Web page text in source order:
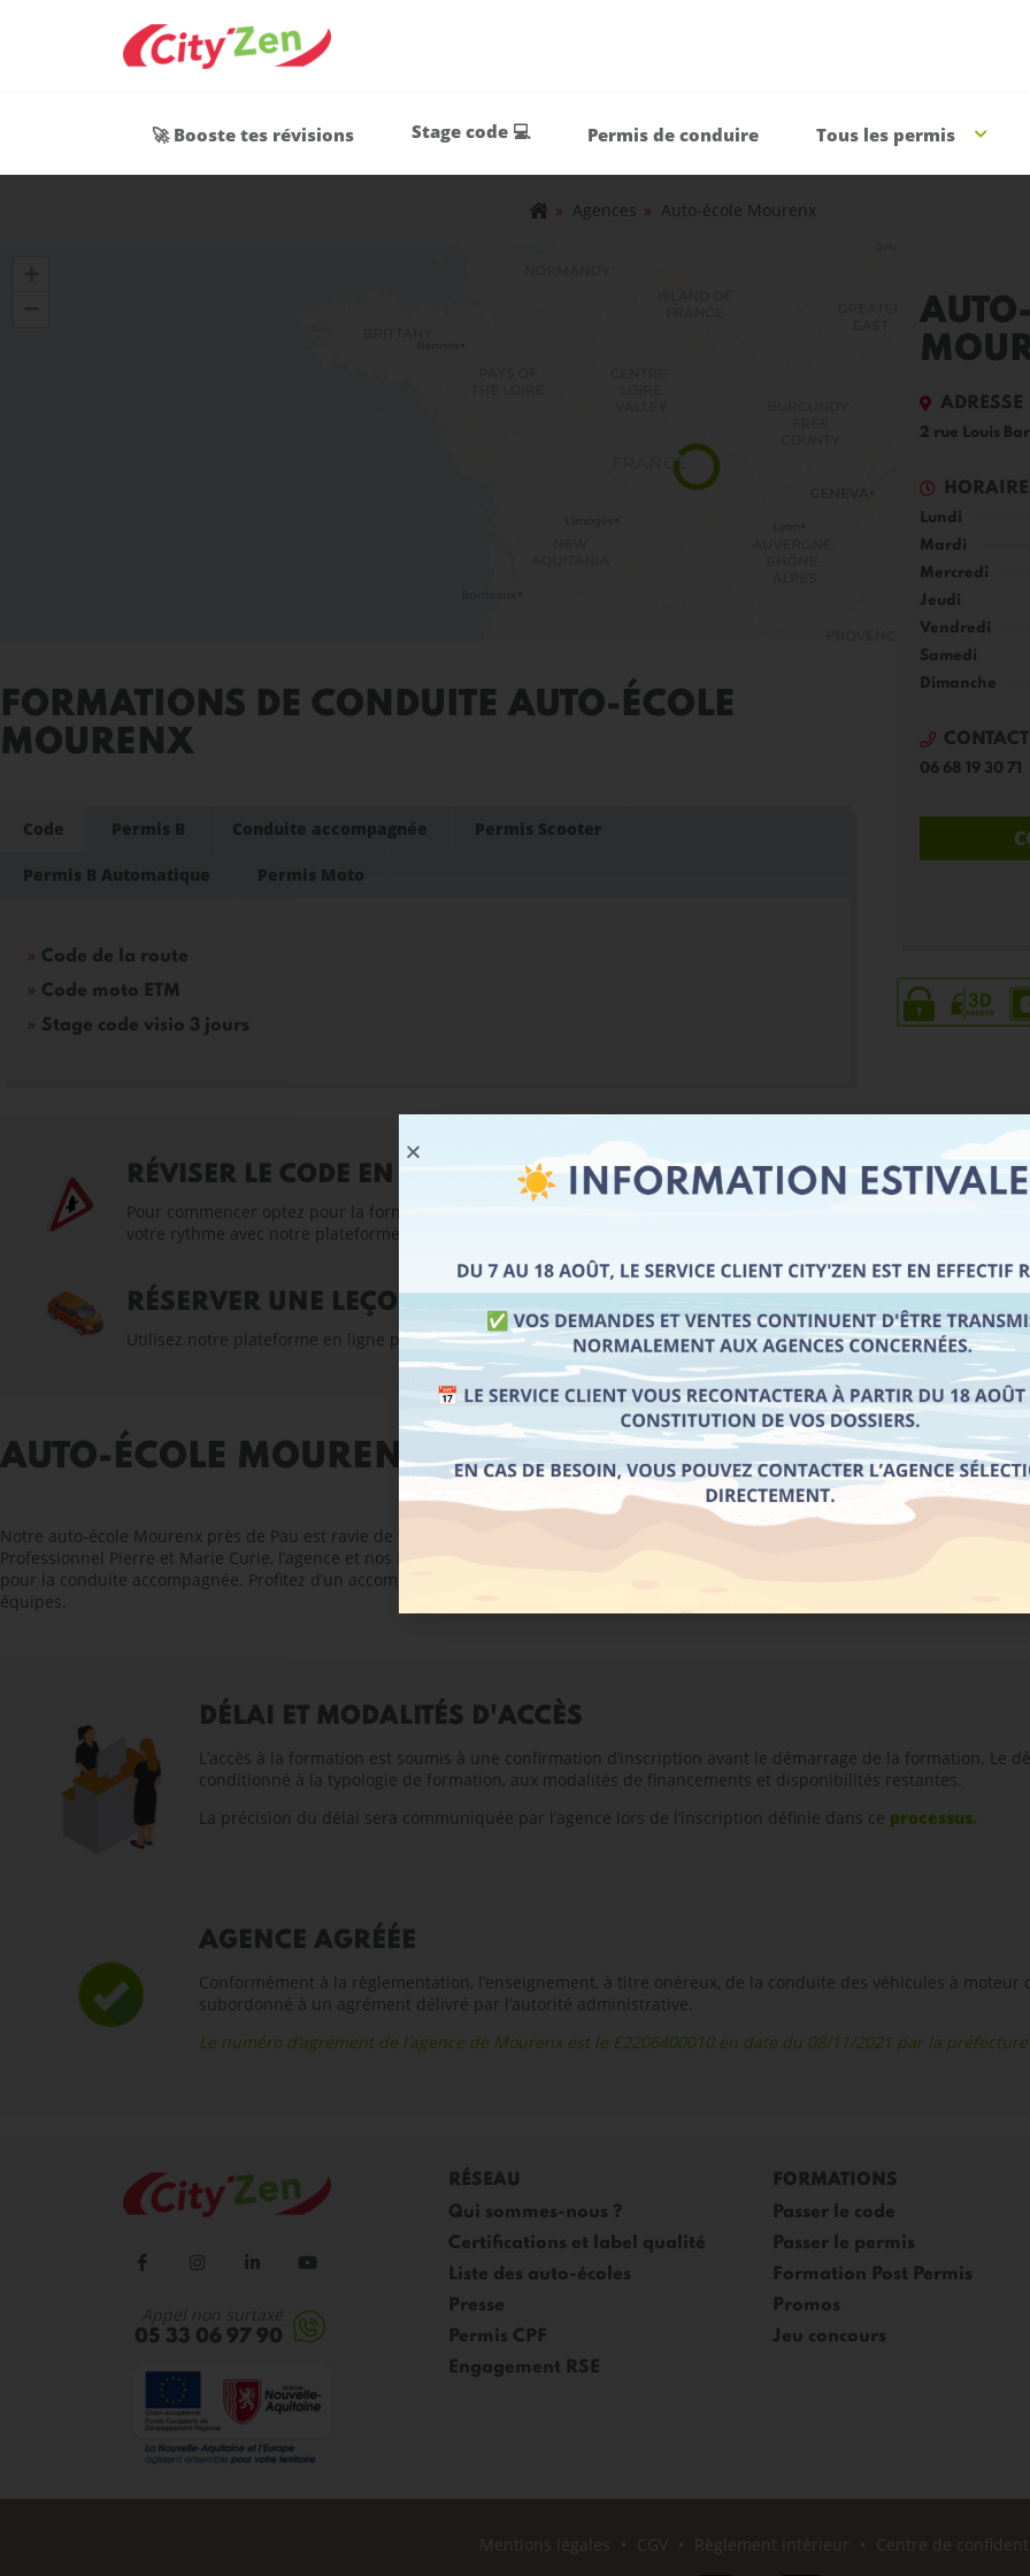
🚀 Booste tes révisions Stage code 💻 Permis de conduire Tous les permis
» Agences » Auto-école Mourenx
FORMATIONS DE CONDUITE AUTO-ÉCOLE
MOURENX
Code Permis B Conduite accompagnée Permis Scooter
Permis B Automatique Permis Moto
Code de la route
Code moto ETM
Stage code visio 3 jours
ADRESSE
2 rue Louis
Lundi
Mardi
Mercredi
Jeudi
Vendredi
Samedi
Dimanche
CONTACT
06 68 19 30 71
RÉVISER LE CODE EN LIGNE
Pour commencer optez pour la formule simple avec + de 2000 questions et vidéos en ligne. Et pour une formation
votre rythme avec notre plateforme dédiée. Le code en ligne est inclus dans tous les Packs City’Zen.
RÉSERVER UNE LEÇON DE CONDUITE
Utilisez notre plateforme en ligne pour planifier vos heures de conduite simplement et sans vous déplacer.
AUTO-ÉCOLE MOURENX
Notre auto-école Mourenx près de Pau est ravie de vous accueillir et de vous former au permis voiture, permis moto et permis
Professionnel Pierre et Marie Curie, l’agence et nos formateurs diplômés vous suivent jusqu’à la réussite de votre permis B en
pour la conduite accompagnée. Profitez d’un accompagnement sur mesure et confiez la gestion administrative à votre agence.
équipes.
DÉLAI ET MODALITÉS D'ACCÈS
L’accès à la formation est soumis à une confirmation d’inscription avant le démarrage de la formation. Le
conditionné à la typologie de formation, aux modalités de financements et disponibilités restantes.
La précision du délai sera communiquée par l’agence lors de l’inscription définie dans ce processus.
AGENCE AGRÉÉE
Conformément à la règlementation, l’enseignement, à titre onéreux, de la conduite des véhicules à moteur
subordonné à un agrément délivré par l’autorité administrative.
Le numéro d’agrément de l’agence de Mourenx est le E2206400010 en date du 08/11/2021 par la préfecture
Appel non surtaxé
05 33 06 97 90
RÉSEAU
Qui sommes-nous ?
Certifications et label qualité
Liste des auto-écoles
Presse
Permis CPF
Engagement RSE
FORMATIONS
Passer le code
Passer le permis
Formation Post Permis
Promos
Jeu concours
Mentions légales CGV Règlement intérieur Centre de